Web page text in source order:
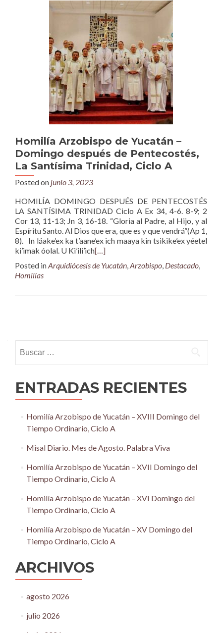
Homilía Arzobispo de Yucatán –
Domingo después de Pentecostés,
La Santísima Trinidad, Ciclo A
Posted on junio 3, 2023
HOMILÍA DOMINGO DESPUÉS DE PENTECOSTÉS
LA SANTÍSIMA TRINIDAD Ciclo A Ex 34, 4-6. 8-9; 2
Cor 13, 11-13; Jn 3, 16-18. “Gloria al Padre, al Hijo, y al
Espíritu Santo. Al Dios que era, que es y que vendrá”(Ap 1,
8). In láake’ex ka t’aane’ex ich maaya kin tsikike’ex yéetel
ki’imak óolal. U Ki’ili’ich[…]
Posted inArquidiócesis de Yucatán,Arzobispo, Destacado,
Homilías
navigation
ENTRADAS RECIENTES
Homilía Arzobispo de Yucatán – XVIII Domingo del
Tiempo Ordinario, Ciclo A
Misal Diario. Mes de Agosto. Palabra Viva
Homilía Arzobispo de Yucatán – XVII Domingo del
Tiempo Ordinario, Ciclo A
Homilía Arzobispo de Yucatán – XVI Domingo del
Tiempo Ordinario, Ciclo A
Homilía Arzobispo de Yucatán – XV Domingo del
Tiempo Ordinario, Ciclo A
ARCHIVOS
agosto 2026
julio 2026